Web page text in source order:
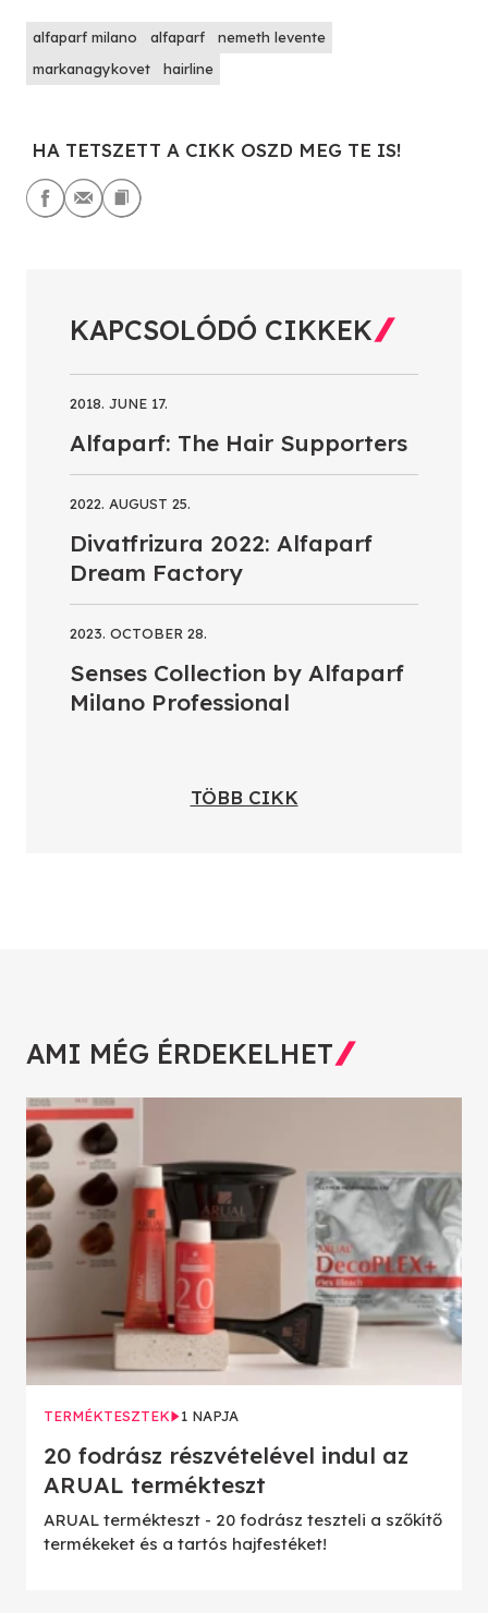
alfaparf milano alfaparf
nemeth levente
markanagykovet
hairline
HA TETSZETT A CIKK OSZD MEG TE IS!
KAPCSOLÓDÓ CIKKEK
2018. JUNE 17.
Alfaparf: The Hair Supporters
2022. AUGUST 25.
Divatfrizura 2022: Alfaparf
Dream Factory
2023. OCTOBER 28.
Senses Collection by Alfaparf
Milano Professional
TÖBB CIKK
AMI MÉG ÉRDEKELHET
TERMÉKTESZTEK 1 NAPJA
20 fodrász részvételével indul az
ARUAL termékteszt
ARUAL termékteszt - 20 fodrász teszteli a szőkítő
termékeket és a tartós hajfestéket!